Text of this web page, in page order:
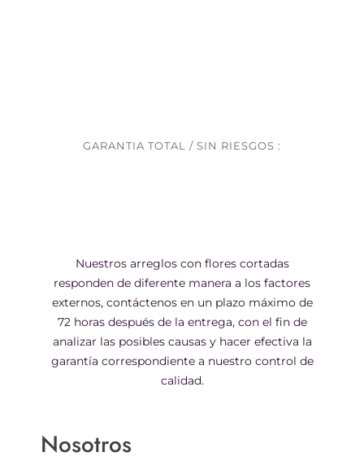
GARANTIA TOTAL / SIN RIESGOS :
Nuestros arreglos con flores cortadas
responden de diferente manera a los factores
externos, contáctenos en un plazo máximo de
72 horas después de la entrega, con el fin de
analizar las posibles causas y hacer efectiva la
garantía correspondiente a nuestro control de
calidad.
Nosotros